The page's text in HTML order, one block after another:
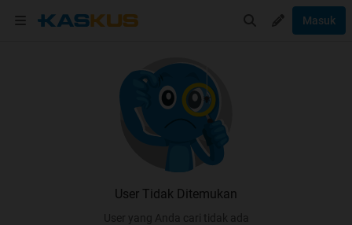
Masuk
User Tidak Ditemukan
User yang Anda cari tidak ada